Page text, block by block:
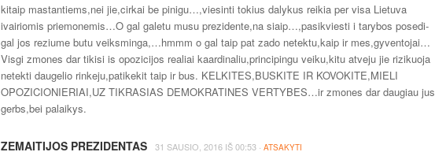
kitaip mastantiems,nei jie,cirkai be pinigu…,viesinti tokius dalykus reikia per visa Lietuva
ivairiomis priemonemis…O gal galetu musu prezidente,na siaip…,pasikviesti i tarybos posedi-
gal jos reziume butu veiksminga,…hmmm o gal taip pat zado netektu,kaip ir mes,gyventojai…
Visgi zmones dar tikisi is opozicijos realiai kaardinaliu,principingu veiku,kitu atveju jie rizikuoja
netekti daugelio rinkeju,patikekit taip ir bus. KELKITES,BUSKITE IR KOVOKITE,MIELI
OPOZICIONIERIAI,UZ TIKRASIAS DEMOKRATINES VERTYBES…ir zmones dar daugiau jus
gerbs,bei palaikys.
ZEMAITIJOS PREZIDENTAS 31 SAUSIO, 2016 IŠ00:53 · ATSAKYTI